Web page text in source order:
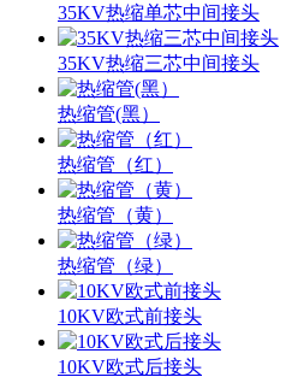
35KV热缩单芯中间接头
35KV热缩三芯中间接头
热缩管(黑）
热缩管（红）
热缩管（黄）
热缩管（绿）
10KV欧式前接头
10KV欧式后接头